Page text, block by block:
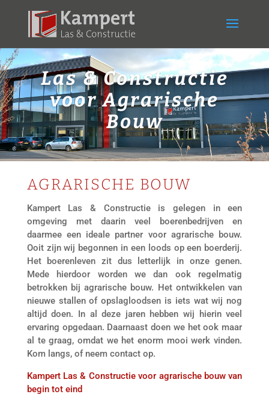
Las & Constructie
voor Agrarische
Bouw
AGRARISCHE BOUW
Kampert Las & Constructie is gelegen in een
omgeving met daarin veel boerenbedrijven en
daarmee een ideale partner voor agrarische bouw.
Ooit zijn wij begonnen in een loods op een boerderij.
Het boerenleven zit dus letterlijk in onze genen.
Mede hierdoor worden we dan ook regelmatig
betrokken bij agrarische bouw. Het ontwikkelen van
nieuwe stallen of opslagloodsen is iets wat wij nog
altijd doen. In al deze jaren hebben wij hierin veel
ervaring opgedaan. Daarnaast doen we het ook maar
al te graag, omdat we het enorm mooi werk vinden.
Kom langs, of neem contact op.
Kampert Las & Constructie voor agrarische bouw van
begin tot eind